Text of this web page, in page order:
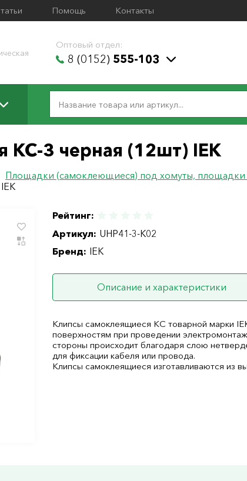
Помощь Контакты
Оптовый отдел:
8 (0152) 555-103
КС-3 черная (12шт) IEK
Площадки (самоклеющиеся) под хомуты,
Рейтинг:
Артикул: UHP41-3-K02
Бренд: IEK
Описание и характеристики
Клипсы самоклеящиеся КС товарной марки
поверхностям при проведении
стороны происходит благодаря слою
для фиксации кабеля или провода.
Клипсы самоклеящиеся изготавливаются из